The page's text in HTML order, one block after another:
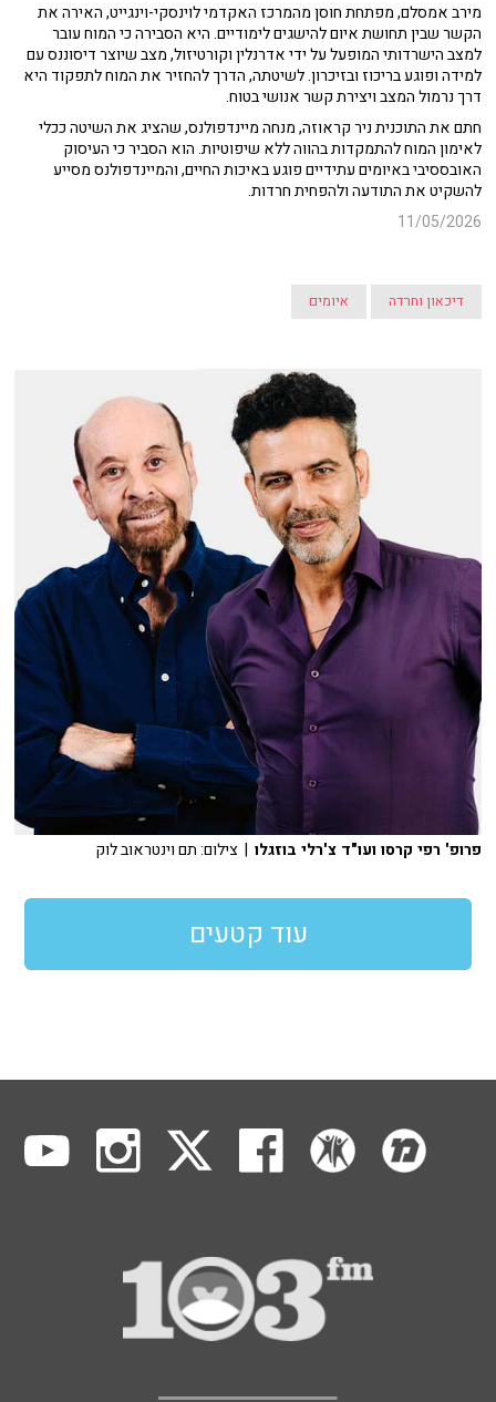
מירב אמסלם, מפתחת חוסן מהמרכז האקדמי לוינסקי-וינגייט, האירה את
הקשר שבין תחושת איום להישגים לימודיים. היא הסבירה כי המוח עובר
למצב הישרדותי המופעל על ידי אדרנלין וקורטיזול, מצב שיוצר דיסוננס עם
למידה ופוגע בריכוז ובזיכרון. לשיטתה, הדרך להחזיר את המוח לתפקוד היא
דרך נרמול המצב ויצירת קשר אנושי בטוח.
חתם את התוכנית ניר קראוזה, מנחה מיינדפולנס, שהציג את השיטה ככלי
לאימון המוח להתמקדות בהווה ללא שיפוטיות. הוא הסביר כי העיסוק
האובססיבי באיומים עתידיים פוגע באיכות החיים, והמיינדפולנס מסייע
להשקיט את התודעה ולהפחית חרדות.
11/05/2026
דיכאון וחרדה איומים
פרופ' רפי קרסו ועו"ד צ'רלי בוזגלו | צילום: תם וינטראוב לוק
עוד קטעים